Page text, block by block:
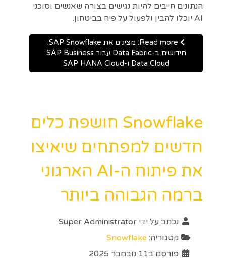
הנתונים חייבים להיות נגישים בצורה שאנשים וסוכני
AI יוכלו להבין ולפעול על פיה בביטחון.
Read more: מציגים את SAP Snowflake:
חידושים ב-Data Fabric עבור SAP Business
Data Cloud ו-SAP HANA Cloud
Snowflake חושפת כלים
חדשים למפתחים שיאיצו
את פיתוח ה-AI הארגוני
ברמה הגבוהה ביותר
נכתב על ידי Super Administrator
קטגוריה: Snowflake
פורסם ב11 נובמבר 2025